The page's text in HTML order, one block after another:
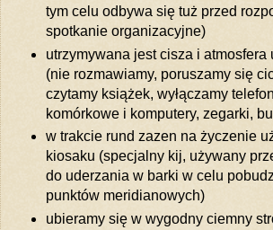
tym celu odbywa się tuż przed
spotkanie organizacyjne)
utrzymywana jest cisza i atmosfera
(nie rozmawiamy, poruszamy się
czytamy książek, wyłączamy
komórkowe i komputery, zegarki,
w trakcie rund zazen na życzenie
kiosaku (specjalny kij, używany
do uderzania w barki w celu
punktów meridianowych)
ubieramy się w wygodny ciemny